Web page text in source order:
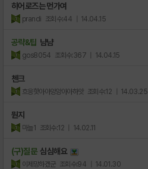
히어로즈는 먼가여
prandi 조회수:44 | 14.04.15
공략&팁 냠냠
gos8054 조회수:367 | 14.04.15
첸크
흐응핫아아앙앙아아하앗 조회수:12 | 14.03.25
뭔지
마늘1 조회수:12 | 14.02.11
(구)질문 심심해요
이제망하겠군 조회수:94 | 14.01.30